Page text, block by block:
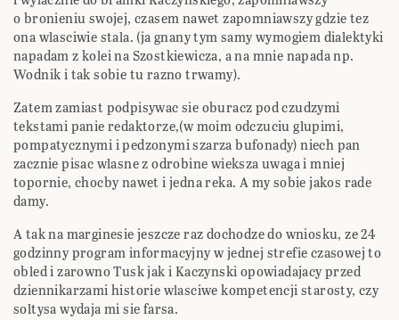
o bronieniu swojej, czasem nawet zapomniawszy gdzie tez
ona wlasciwie stala. (ja gnany tym samy wymogiem dialektyki
napadam z kolei na Szostkiewicza, a na mnie napada np.
Wodnik i tak sobie tu razno trwamy).
Zatem zamiast podpisywac sie oburacz pod czudzymi
tekstami panie redaktorze,(w moim odczuciu glupimi,
pompatycznymi i pedzonymi szarza bufonady) niech pan
zacznie pisac wlasne z odrobine wieksza uwaga i mniej
topornie, chocby nawet i jedna reka. A my sobie jakos rade
damy.
A tak na marginesie jeszcze raz dochodze do wniosku, ze 24
godzinny program informacyjny w jednej strefie czasowej to
obled i zarowno Tusk jak i Kaczynski opowiadajacy przed
dziennikarzami historie wlasciwe kompetencji starosty, czy
soltysa wydaja mi sie farsa.